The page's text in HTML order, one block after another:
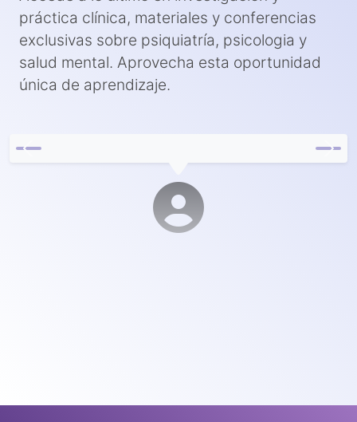
práctica clínica, materiales y conferencias
exclusivas sobre psiquiatría, psicologia y
salud mental. Aprovecha esta oportunidad
única de aprendizaje.